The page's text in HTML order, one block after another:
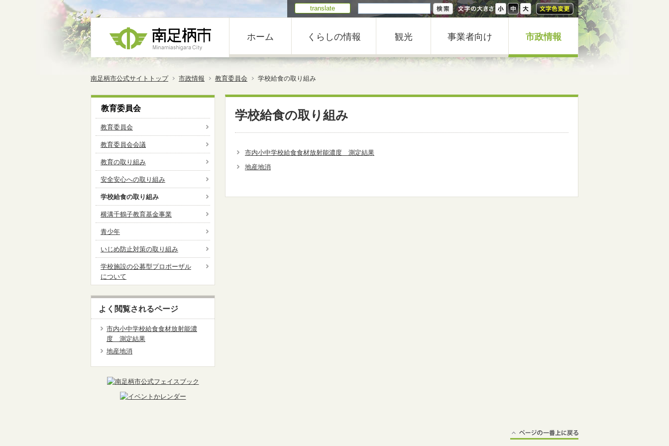
translate
ホーム くらしの情報 観光 事業者向け 市政情報
南足柄市公式サイトトップ 市政情報 教育委員会 学校給食の取り組み
学校給食の取り組み
市内小中学校給食食材放射能濃度 測定結果
地産地消
教育委員会
教育委員会
教育委員会会議
教育の取り組み
安全安心への取り組み
学校給食の取り組み
横溝千鶴子教育基金事業
青少年
いじめ防止対策の取り組み
学校施設の公募型プロポーザル
について
よく閲覧されるページ
市内小中学校給食食材放射能濃
度 測定結果
地産地消